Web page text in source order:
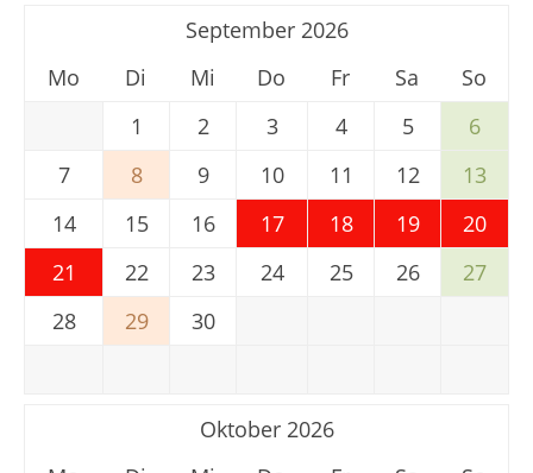
September 2026
Mo
Di Mi Do Fr Sa
So
1
2 3 4 5
6
7
8 9 10 11 12
13
14
15 16 17 18 19
20
21
22 23 24 25 26
27
28
29 30
Oktober 2026